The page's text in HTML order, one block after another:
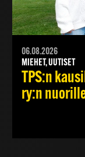
06.08.2026
MIEHET, UUTISET
TPS:n
ry:n